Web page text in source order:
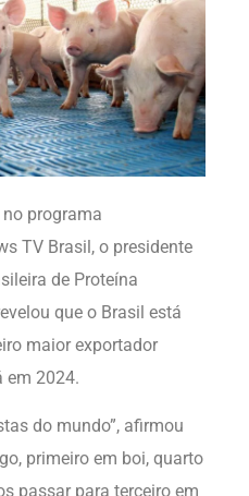
programa
TV Brasil, o presidente
de Proteína
que o Brasil está
maior exportador
em 2024.
do mundo”, afirmou
primeiro em boi, quarto
passar para terceiro em